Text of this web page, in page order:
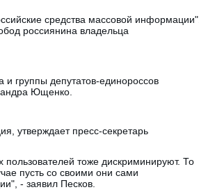
средства массовой информации".
россиянина владельца
группы депутатов-единороссов
Ющенко.
утверждает пресс-секретарь
тоже дискриминируют. То
пусть со своими они сами
- заявил Песков.